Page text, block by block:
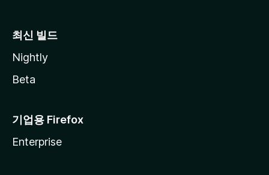
최신 빌드
Nightly
Beta
기업용 Firefox
Enterprise